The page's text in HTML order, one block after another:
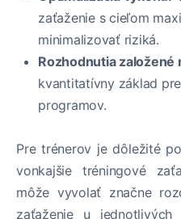
zaťaženie s cieľom
minimalizovať riziká.
Rozhodnutia založené
kvantitatívny základ
programov.
Pre trénerov je dôležité
vonkajšie tréningové
môže vyvolať značne
zaťaženie u jednotlivých